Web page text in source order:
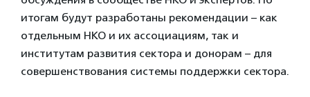
итогам будут разработаны рекомендации – как
отдельным НКО и их ассоциациям, так и
институтам развития сектора и донорам – для
совершенствования системы поддержки сектора.